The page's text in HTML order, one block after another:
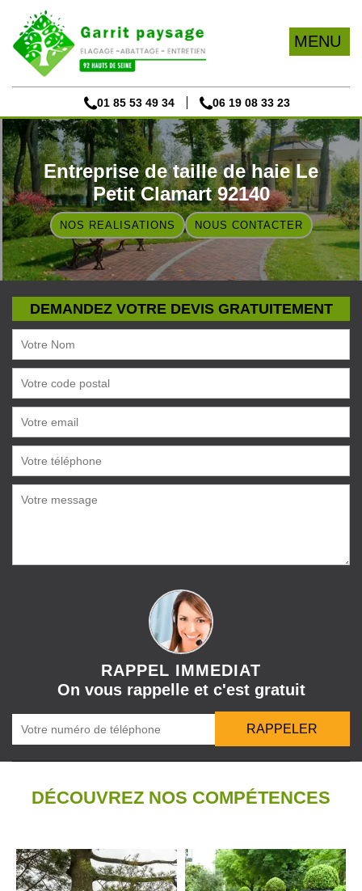
MENU
01 85 53 49 34 06 19 08 33 23
Entreprise de taille de haie Le
Petit Clamart 92140
NOS REALISATIONS NOUS CONTACTER
DEMANDEZ VOTRE DEVIS GRATUITEMENT
RAPPEL IMMEDIAT
On vous rappelle et c'est gratuit
DÉCOUVREZ NOS COMPÉTENCES